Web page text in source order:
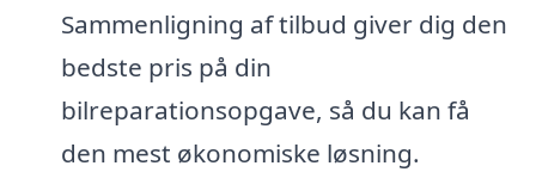
Sammenligning af tilbud giver dig den
bedste pris på din
bilreparationsopgave, så du kan få
den mest økonomiske løsning.